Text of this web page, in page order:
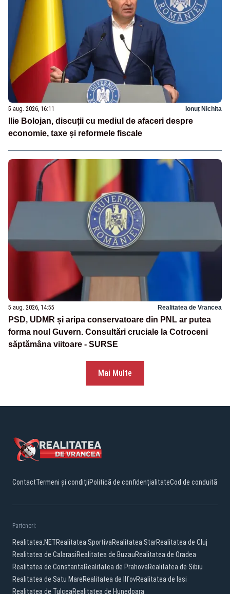
5 aug. 2026, 16:11 Ionuț Nichita
Ilie Bolojan, discuții cu mediul de afaceri despre
economie, taxe și reformele fiscale
5 aug. 2026, 14:55 Realitatea de Vrancea
PSD, UDMR și aripa conservatoare din PNL ar putea
forma noul Guvern. Consultări cruciale la Cotroceni
săptămâna viitoare - SURSE
Mai Multe
ContactTermeni și condițiiPolitică de confidențialitateCod de conduită
Parteneri:
Realitatea.NETRealitatea SportivaRealitatea StarRealitatea de Cluj
Realitatea de CalarasiRealitatea de BuzauRealitatea de Oradea
Realitatea de ConstantaRealitatea de PrahovaRealitatea de Sibiu
Realitatea de Satu MareRealitatea de IlfovRealitatea de Iasi
Realitatea de TulceaRealitatea de Hunedoara